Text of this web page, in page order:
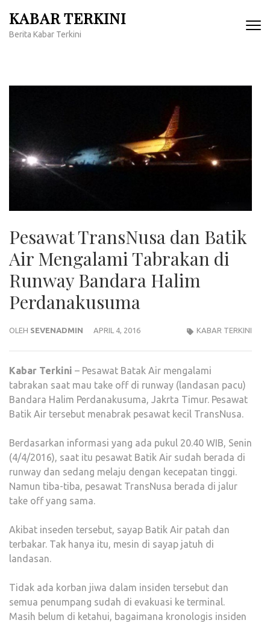
konten
KABAR TERKINI
Berita Kabar Terkini
Pesawat TransNusa dan Batik
Air Mengalami Tabrakan di
Runway Bandara Halim
Perdanakusuma
OLEH SEVENADMIN APRIL 4, 2016 KABAR TERKINI
Kabar Terkini – Pesawat Batak Air mengalami
tabrakan saat mau take off di runway (landasan pacu)
Bandara Halim Perdanakusuma, Jakrta Timur. Pesawat
Batik Air tersebut menabrak pesawat kecil TransNusa.
Berdasarkan informasi yang ada pukul 20.40 WIB, Senin
(4/4/2016), saat itu pesawat Batik Air sudah berada di
runway dan sedang melaju dengan kecepatan tinggi.
Namun tiba-tiba, pesawat TransNusa berada di jalur
take off yang sama.
Akibat inseden tersebut, sayap Batik Air patah dan
terbakar. Tak hanya itu, mesin di sayap jatuh di
landasan.
Tidak ada korban jiwa dalam insiden tersebut dan
semua penumpang sudah di evakuasi ke terminal.
Masih belum di ketahui, bagaimana kronologis insiden